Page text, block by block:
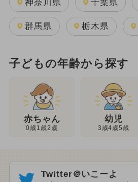
神奈川県 千葉県
群馬県 栃木県
子どもの年齢から探す
赤ちゃん
0歳1歳2歳
幼児
3歳4歳5歳
Twitter＠いこーよ